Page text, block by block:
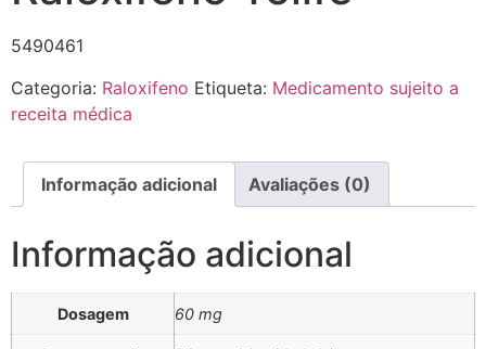
5490461
Categoria: Raloxifeno Etiqueta: Medicamento sujeito a
receita médica
Informação adicional Avaliações (0)
Informação adicional
Dosagem 60 mg